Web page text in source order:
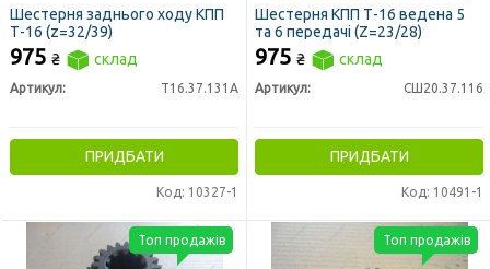
Шестерня заднього ходу КПП
Т-16 (z=32/39)
975 ₴ склад
Артикул: Т16.37.131А
ПРИДБАТИ
Код: 10327-1
Шестерня КПП Т-16 ведена 5
та 6 передачі (Z=23/28)
975 ₴ склад
Артикул: СШ20.37.116
ПРИДБАТИ
Код: 10491-1
Топ продажів Топ продажів